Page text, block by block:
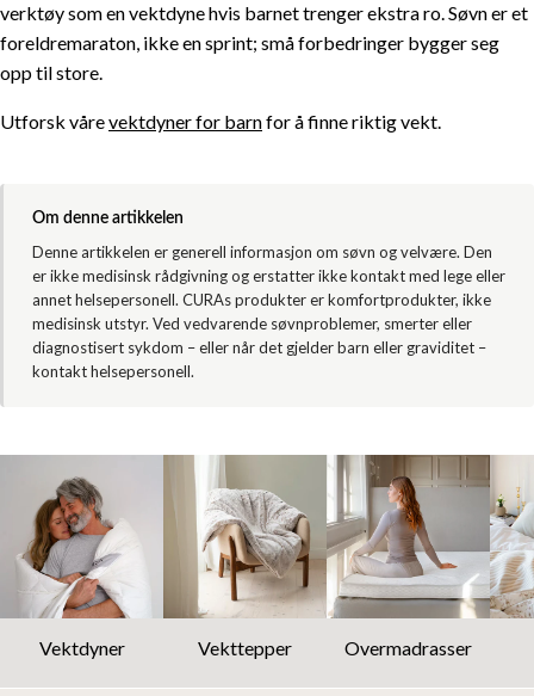
verktøy som en vektdyne hvis barnet trenger ekstra ro. Søvn er et
foreldremaraton, ikke en sprint; små forbedringer bygger seg
opp til store.
Utforsk vårevektdyner for barnfor å finne riktig vekt.
Om denne artikkelen
Denne artikkelen er generell informasjon om søvn og velvære. Den
er ikke medisinsk rådgivning og erstatter ikke kontakt med lege eller
annet helsepersonell. CURAs produkter er komfortprodukter, ikke
medisinsk utstyr. Ved vedvarende søvnproblemer, smerter eller
diagnostisert sykdom – eller når det gjelder barn eller graviditet –
kontakt helsepersonell.
Vektdyner Vekttepper Overmadrasser